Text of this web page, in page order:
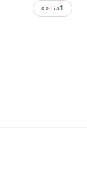
1متابعة